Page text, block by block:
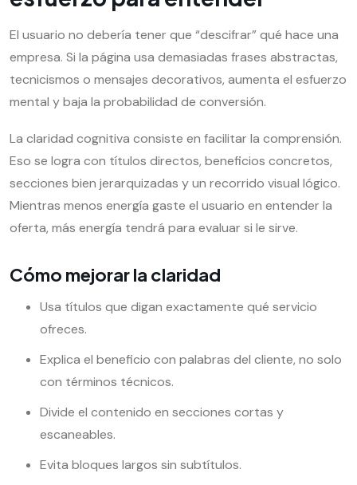
El usuario no debería tener que “descifrar” qué hace una
empresa. Si la página usa demasiadas frases abstractas,
tecnicismos o mensajes decorativos, aumenta el esfuerzo
mental y baja la probabilidad de conversión.
La claridad cognitiva consiste en facilitar la comprensión.
Eso se logra con títulos directos, beneficios concretos,
secciones bien jerarquizadas y un recorrido visual lógico.
Mientras menos energía gaste el usuario en entender la
oferta, más energía tendrá para evaluar si le sirve.
Cómo mejorar la claridad
Usa títulos que digan exactamente qué servicio
ofreces.
Explica el beneficio con palabras del cliente, no solo
con términos técnicos.
Divide el contenido en secciones cortas y
escaneables.
Evita bloques largos sin subtítulos.